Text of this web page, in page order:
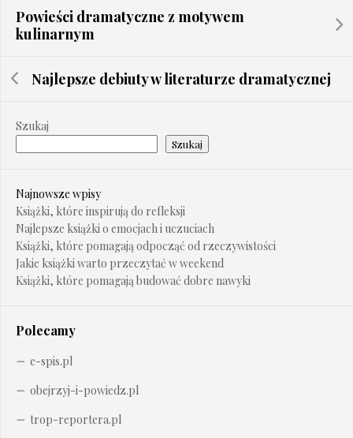
Powieści dramatyczne z motywem
kulinarnym
Najlepsze debiuty w literaturze dramatycznej
Szukaj
Szukaj
Najnowsze wpisy
Książki, które inspirują do refleksji
Najlepsze książki o emocjach i uczuciach
Książki, które pomagają odpocząć od rzeczywistości
Jakie książki warto przeczytać w weekend
Książki, które pomagają budować dobre nawyki
Polecamy
e-spis.pl
obejrzyj-i-powiedz.pl
trop-reportera.pl